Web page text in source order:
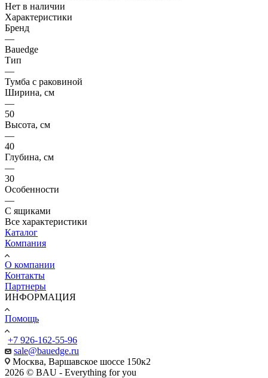
Нет в наличии
Характеристики
Бренд
—
Bauedge
Тип
—
Тумба с раковиной
Ширина, см
—
50
Высота, см
—
40
Глубина, см
—
30
Особенности
—
С ящиками
Все характеристики
Каталог
Компания
О компании
Контакты
Партнеры
ИНФОРМАЦИЯ
Помощь
+7 926-162-55-96
sale@bauedge.ru
Москва, Варшавское шоссе 150к2
2026 © BAU - Everything for you